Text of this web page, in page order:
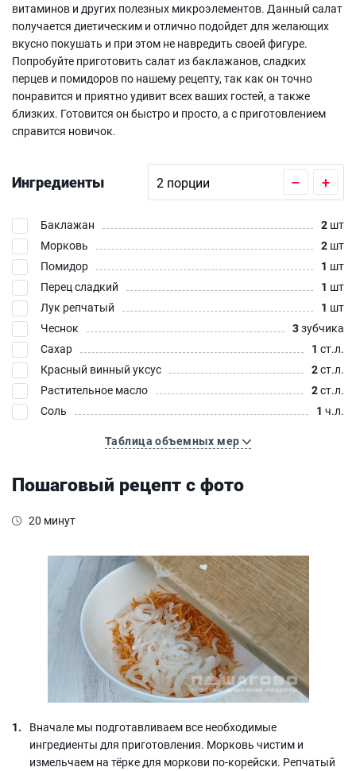
витаминов и других полезных микроэлементов. Данный салат
получается диетическим и отлично подойдет для желающих
вкусно покушать и при этом не навредить своей фигуре.
Попробуйте приготовить салат из баклажанов, сладких
перцев и помидоров по нашему рецепту, так как он точно
понравится и приятно удивит всех ваших гостей, а также
близких. Готовится он быстро и просто, а с приготовлением
справится новичок.
Ингредиенты – +
Баклажан 2 шт
Морковь
2 шт
Помидор
1 шт
Перец сладкий
1 шт
Лук репчатый
1 шт
Чеснок
3зубчика
Сахар
1 ст.л.
Красный винный уксус
2ст.л.
Растительное масло
2ст.л.
Соль
1 ч.л.
Таблица объемных мер
Пошаговый рецепт с фото
20 минут
Вначале мы подготавливаем все необходимые
ингредиенты для приготовления. Морковь чистим и
измельчаем на тёрке для моркови по-корейски. Репчатый